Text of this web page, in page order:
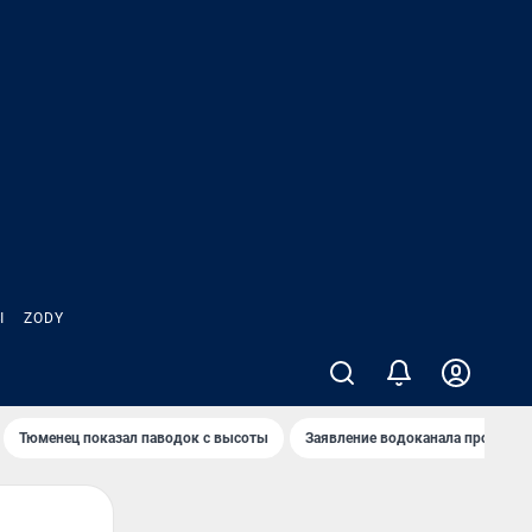
ZODY
Тюменец показал паводок с высоты Заявление водоканала про